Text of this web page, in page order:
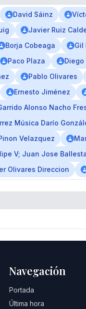
David Sáinz
Javier Ruiz
Borja Cobeaga Gil
Paco Plaza Diego
Pablo Olivares
Ernesto Jiménez
Alonso Nacho
Música Darío
Velazquez
V; Juan Jose
Olivares Direccion
Navegación
Portada
Última hora